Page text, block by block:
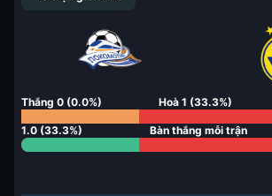
Thắng 0 (0.0%) Hoà 1 (33.3%)
1.0 (33.3%) Bàn thắng mỗi trận